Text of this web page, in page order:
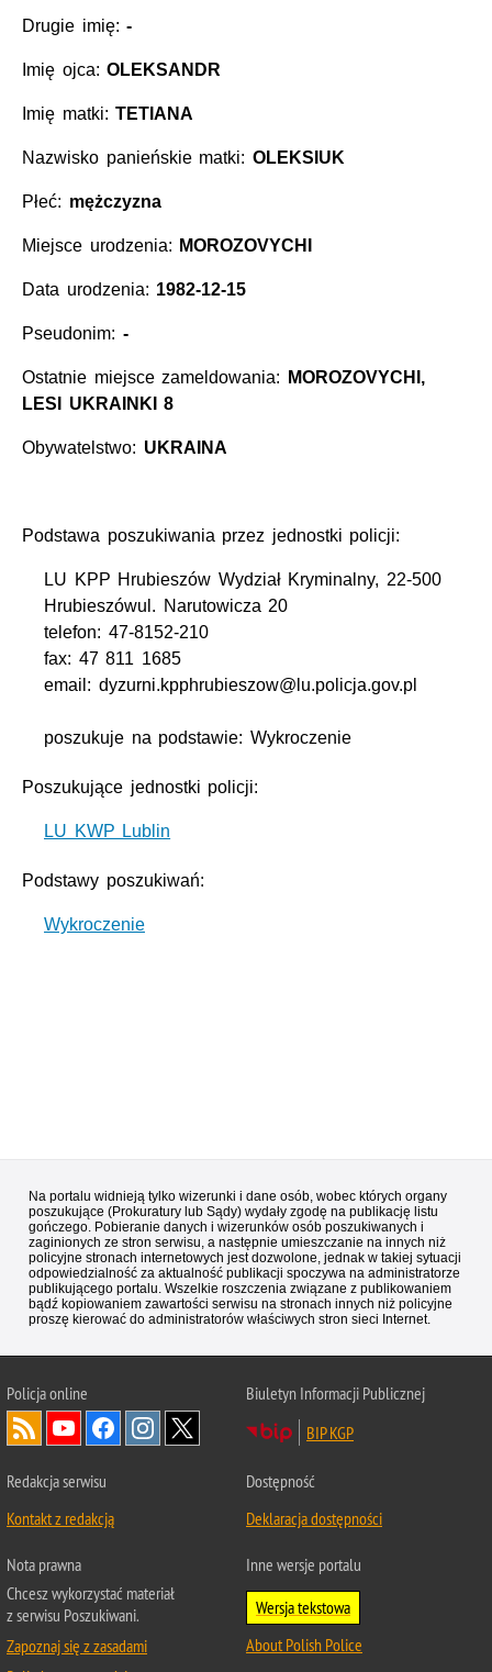
Drugie imię:-
Imię ojca:OLEKSANDR
Imię matki:TETIANA
Nazwisko panieńskie matki: OLEKSIUK
Płeć: mężczyzna
Miejsce urodzenia: MOROZOVYCHI
Data urodzenia: 1982-12-15
Pseudonim: -
Ostatnie miejsce zameldowania:
MOROZOVYCHI,
LESI UKRAINKI 8
Obywatelstwo: UKRAINA
Podstawa poszukiwania przez jednostki policji:
LU KPP Hrubieszów Wydział Kryminalny, 22-500
Hrubieszówul. Narutowicza 20
telefon: 47-8152-210
fax: 47 811 1685
email: dyzurni.kpphrubieszow@lu.policja.gov.pl
poszukuje na podstawie: Wykroczenie
Poszukujące jednostki policji:
LU KWP Lublin
Podstawy poszukiwań:
Wykroczenie
Na portalu widnieją tylko wizerunki i dane osób, wobec których organy
poszukujące (Prokuratury lub Sądy) wydały zgodę na publikację listu
gończego. Pobieranie danych i wizerunków osób poszukiwanych i
zaginionych ze stron serwisu, a następnie umieszczanie na innych niż
policyjne stronach internetowych jest dozwolone, jednak w takiej sytuacji
odpowiedzialność za aktualność publikacji spoczywa na administratorze
publikującego portalu. Wszelkie roszczenia związane z publikowaniem
bądź kopiowaniem zawartości serwisu na stronach innych niż policyjne
proszę kierować do administratorów właściwych stron sieci Internet.
Policjaonline
Biuletyn Informacji Publicznej
BIP KGP
Redakcja serwisu
Kontakt z redakcją
Dostępność
Deklaracja dostępności
Nota prawna
Chcesz wykorzystać materiał
z serwisu Poszukiwani.
Zapoznaj się z zasadami
Inne wersje portalu
Wersja tekstowa
About Polish Police